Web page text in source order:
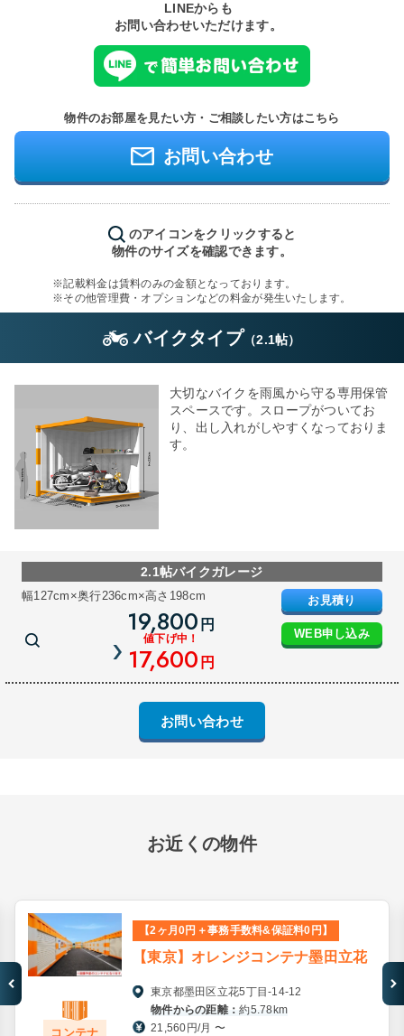
LINEからも
お問い合わせいただけます。
物件のお部屋を見たい方・ご相談したい方はこちら
お問い合わせ
のアイコンをクリックすると
物件のサイズを確認できます。
※記載料金は賃料のみの金額となっております。
※その他管理費・オプションなどの料金が発生いたします。
バイクタイプ （2.1帖）
大切なバイクを雨風から守る専用保管
スペースです。スロープがついてお
り、出し入れがしやすくなっておりま
す。
2.1帖バイクガレージ
幅127cm×奥行236cm×高さ198cm
19,800 円
値下げ中！
17,600 円
お見積り
WEB申し込み
お問い合わせ
お近くの物件
コンテナ
【2ヶ月0円＋事務手数料&保証料0円】
【東京】オレンジコンテナ墨田立花
東京都墨田区立花5丁目-14-12
物件からの距離：約5.78km
21,560円/月 〜